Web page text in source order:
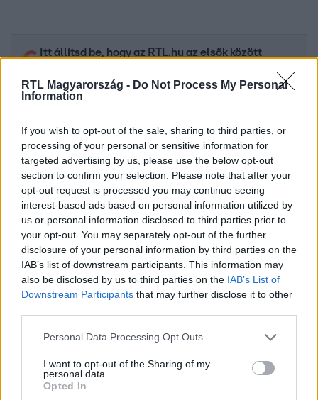
RTL Magyarország - Do Not Process My Personal
Information
If you wish to opt-out of the sale, sharing to third parties, or
processing of your personal or sensitive information for
targeted advertising by us, please use the below opt-out
section to confirm your selection. Please note that after your
opt-out request is processed you may continue seeing
interest-based ads based on personal information utilized by
us or personal information disclosed to third parties prior to
your opt-out. You may separately opt-out of the further
disclosure of your personal information by third parties on the
IAB’s list of downstream participants. This information may
also be disclosed by us to third parties on the IAB’s List of
Downstream Participants that may further disclose it to other
Please note that this website/app uses one or more Google
not limited to your visit or usage behaviour. You may click to
grant or deny consent to Google and its third-party tags to
use your data for below specified purposes in below Google
Personal Data Processing Opt Outs
I want to opt-out of the Sharing of my
personal data.
Opted In
Itt állítsd be, hogy az RTL.hu az elsők között
Kövess minket, és értesülj a friss hírekről a
Facebookon is!